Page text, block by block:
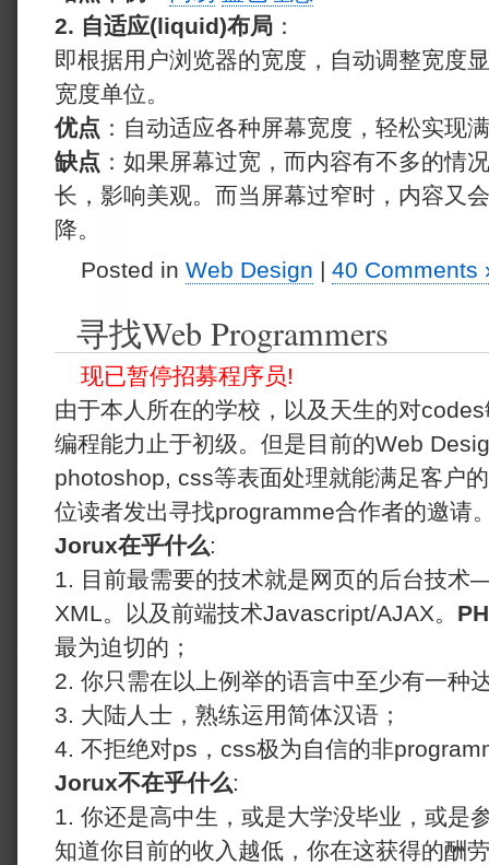
2. 自适应(liquid)布局 ：
即根据用户浏览器的宽度，自动调整宽度
宽度单位。
优点 ：自动适应各种屏幕宽度，轻松实现
缺点 ：如果屏幕过宽，而内容有不多的情
长，影响美观。而当屏幕过窄时，内容又
降。
Posted inWeb Design |40 Comments
寻找Web Programmers
现已暂停招募程序员!
由于本人所在的学校，以及天生的对
编程能力止于初级。但是目前的Web
photoshop, css等表面处理就能满足客户
位读者发出寻找programme合作者的邀请
Jorux在乎什么:
1. 目前最需要的技术就是网页的后台技术
XML。以及前端技术Javascript/AJAX。
最为迫切的；
2. 你只需在以上例举的语言中至少有一种
3. 大陆人士，熟练运用简体汉语；
4. 不拒绝对ps，css极为自信的非
Jorux不在乎什么:
1. 你还是高中生，或是大学没毕业，或是
知道你目前的收入越低，你在这获得的酬